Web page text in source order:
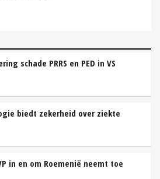
schade PRRS en PED in VS
biedt zekerheid over ziekte
in en om Roemenië neemt toe